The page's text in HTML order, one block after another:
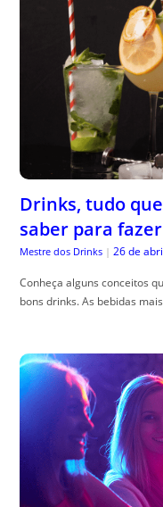
Drinks, tudo
saber para
Mestre dos Drinks | 26 de
Conheça alguns conceitos
bons drinks. As bebidas